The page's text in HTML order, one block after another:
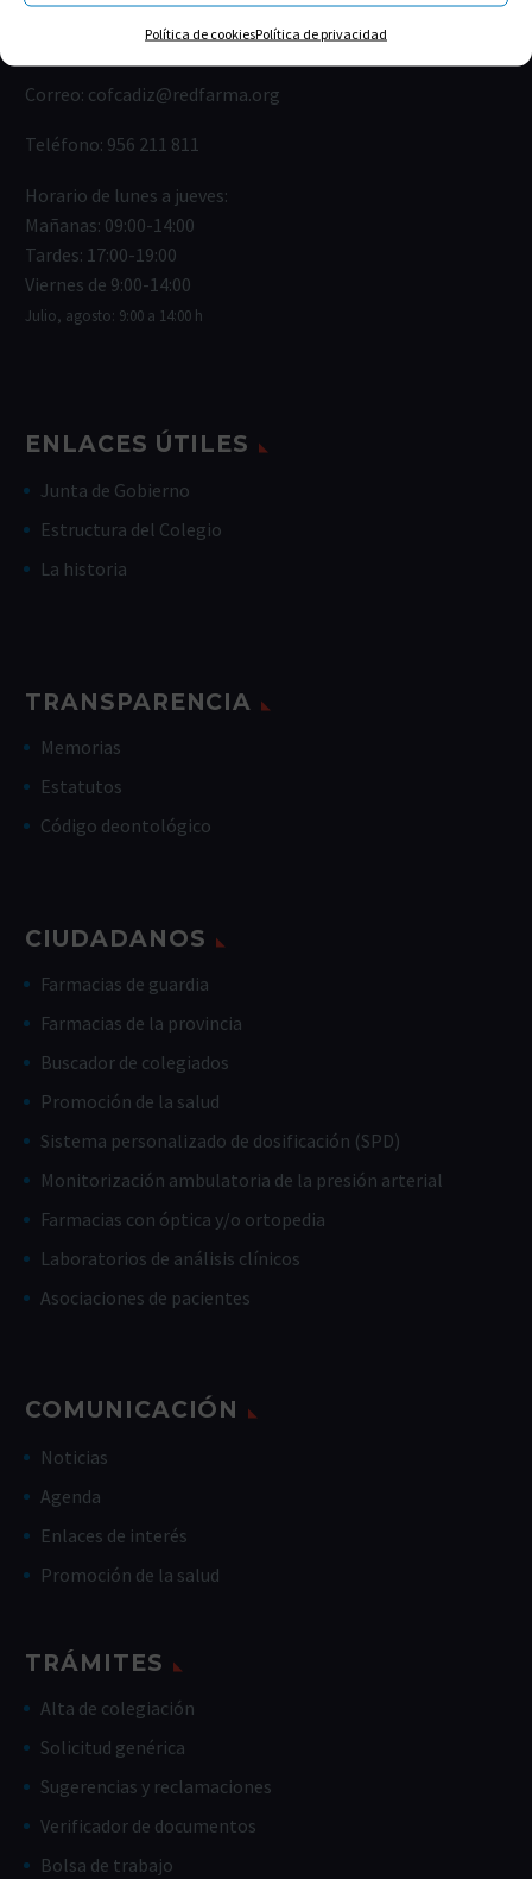
Política de cookiesPolítica de privacidad
Calle Isabel la Católica, 22
Correo: cofcadiz@redfarma.org
Teléfono: 956 211 811
Horario de lunes a jueves:
Mañanas: 09:00-14:00
Tardes: 17:00-19:00
Viernes de 9:00-14:00
Julio, agosto: 9:00 a 14:00 h
ENLACES ÚTILES
Junta de Gobierno
Estructura del Colegio
La historia
TRANSPARENCIA
Memorias
Estatutos
Código deontológico
CIUDADANOS
Farmacias de guardia
Farmacias de la provincia
Buscador de colegiados
Promoción de la salud
Sistema personalizado de dosificación (SPD)
Monitorización ambulatoria de la presión arterial
Farmacias con óptica y/o ortopedia
Laboratorios de análisis clínicos
Asociaciones de pacientes
COMUNICACIÓN
Noticias
Agenda
Enlaces de interés
Promoción de la salud
TRÁMITES
Alta de colegiación
Solicitud genérica
Sugerencias y reclamaciones
Verificador de documentos
Bolsa de trabajo